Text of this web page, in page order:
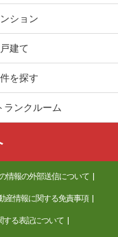
ション
建て
を探す
ランクルーム
情報の外部送信について
産情報に関する免責事項
する表記について